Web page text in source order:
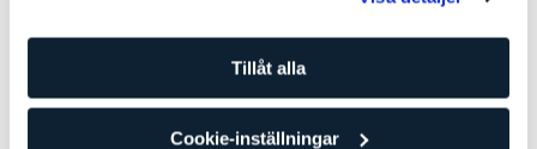
Tillåt alla
Cookie-inställningar
Cintia Lorena Lopez
Personlig tränare
SATS FRB - ABC Nivå: 2